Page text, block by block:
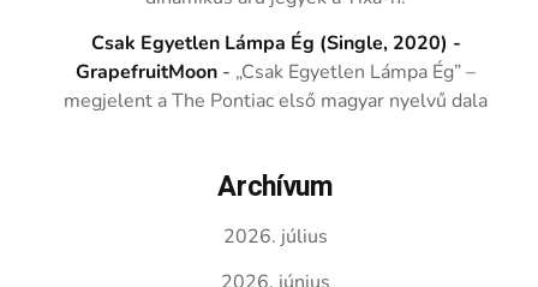
Csak Egyetlen Lámpa Ég (Single, 2020) -
GrapefruitMoon - „Csak Egyetlen Lámpa Ég” –
megjelent a The Pontiac első magyar nyelvű dala
Archívum
2026. július